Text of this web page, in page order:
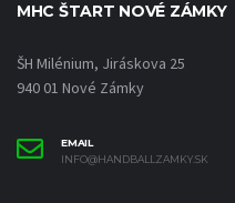
MHC ŠTART NOVÉ ZÁMKY
ŠH Milénium, Jiráskova 25
940 01 Nové Zámky
EMAIL
INFO@HANDBALLZAMKY.SK